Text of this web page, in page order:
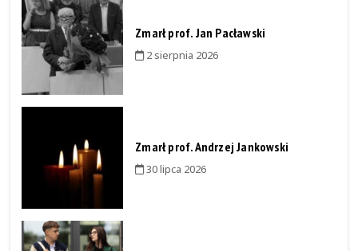
Zmarł prof. Jan Pacławski
2 sierpnia 2026
Zmarł prof. Andrzej Jankowski
30 lipca 2026